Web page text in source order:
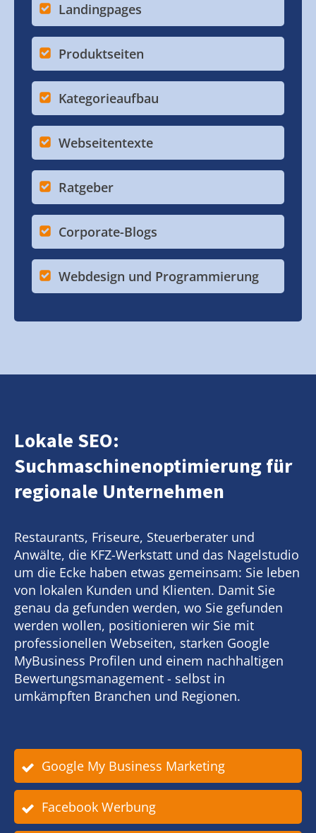
Landingpages
Produktseiten
Kategorieaufbau
Webseitentexte
Ratgeber
Corporate-Blogs
Webdesign und Programmierung
Lokale SEO:
Suchmaschinenoptimierung für
regionale Unternehmen
Restaurants, Friseure, Steuerberater und
Anwälte, die KFZ-Werkstatt und das Nagelstudio
um die Ecke haben etwas gemeinsam: Sie leben
von lokalen Kunden und Klienten. Damit Sie
genau da gefunden werden, wo Sie gefunden
werden wollen, positionieren wir Sie mit
professionellen Webseiten, starken Google
MyBusiness Profilen und einem nachhaltigen
Bewertungsmanagement - selbst in
umkämpften Branchen und Regionen.
Google My Business Marketing
Facebook Werbung